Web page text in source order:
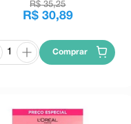
R$ 35,25
R$ 30,89
Comprar